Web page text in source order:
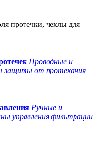
протечки, чехлы для
Проводные и
защиты от протекания
Ручные и
управления фильтрации